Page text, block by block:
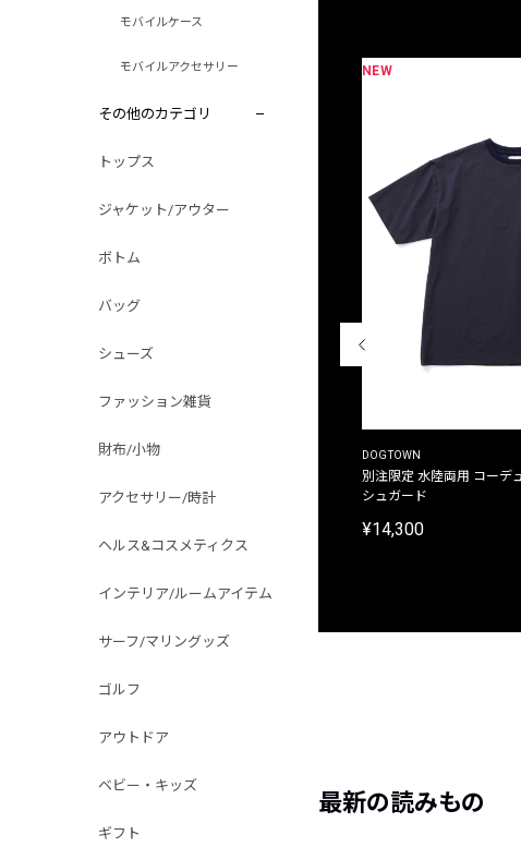
モバイルケース
モバイルアクセサリー
その他のカテゴリ
トップス
ジャケット/アウター
ボトム
バッグ
シューズ
ファッション雑貨
財布/小物
アクセサリー/時計
ヘルス&コスメティクス
インテリア/ルームアイテム
サーフ/マリングッズ
ゴルフ
アウトドア
ベビー・キッズ
ギフト
THE DUFFER OF ST.GEORGE
プリントTシャツ
NEW
DOGTOWN
別注限定 水陸両用 コーデ
シュガード
¥14,300
最新の読みもの